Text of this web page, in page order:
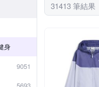
長袖POLO衫
踏步機 / 階梯踏板
手推車/手拉車
頭帶 / 髮帶
身
9051
5693
31413 筆結果